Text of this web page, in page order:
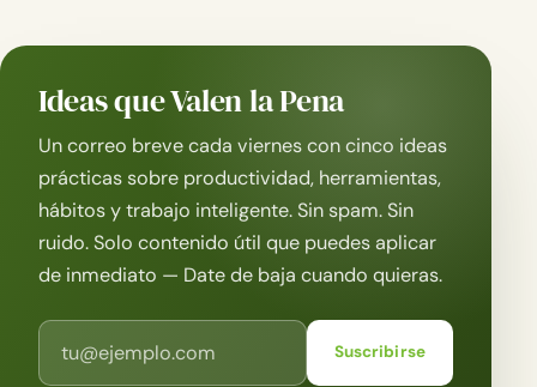
Ideas que Valen la Pena
Un correo breve cada viernes con cinco ideas
prácticas sobre productividad, herramientas,
hábitos y trabajo inteligente. Sin spam. Sin
ruido. Solo contenido útil que puedes aplicar
de inmediato — Date de baja cuando quieras.
Correo electrónico
Suscribirse